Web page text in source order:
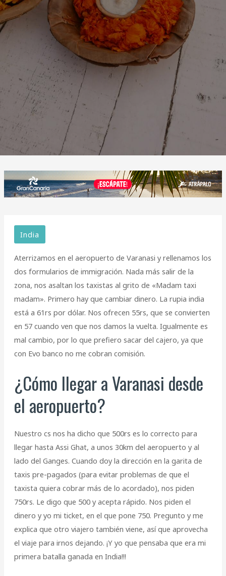
India
Aterrizamos en el aeropuerto de Varanasi y rellenamos los
dos formularios de immigración. Nada más salir de la
zona, nos asaltan los taxistas al grito de «Madam taxi
madam». Primero hay que cambiar dinero. La rupia india
está a 61rs por dólar. Nos ofrecen 55rs, que se convierten
en 57 cuando ven que nos damos la vuelta. Igualmente es
mal cambio, por lo que prefiero sacar del cajero, ya que
con Evo banco no me cobran comisión.
¿Cómo llegar a Varanasi desde
el aeropuerto?
Nuestro cs nos ha dicho que 500rs es lo correcto para
llegar hasta Assi Ghat, a unos 30km del aeropuerto y al
lado del Ganges. Cuando doy la dirección en la garita de
taxis pre-pagados (para evitar problemas de que el
taxista quiera cobrar más de lo acordado), nos piden
750rs. Le digo que 500 y acepta rápido. Nos piden el
dinero y yo mi ticket, en el que pone 750. Pregunto y me
explica que otro viajero también viene, así que aprovecha
el viaje para irnos dejando. ¡Y yo que pensaba que era mi
primera batalla ganada en India!!!